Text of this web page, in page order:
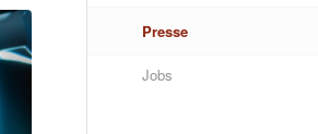
Presse
Jobs